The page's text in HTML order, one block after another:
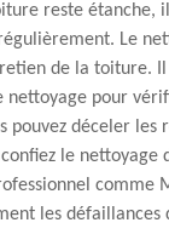
reste étanche,
Le
de la toiture.
nettoyage pour
pouvez déceler les
le nettoyage
comme
les défaillances